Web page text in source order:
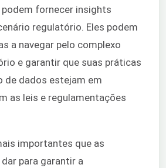
fornecer insights
regulatório. Eles podem
a navegar pelo complexo
e garantir que suas práticas
de dados estejam em
as leis e regulamentações
importantes que as
para garantir a